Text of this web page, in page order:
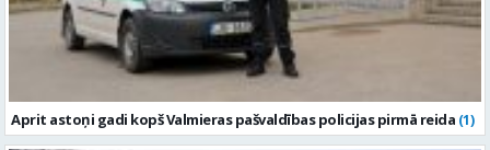
Aprit astoņi gadi kopš Valmieras pašvaldības policijas pirmā reida (1)